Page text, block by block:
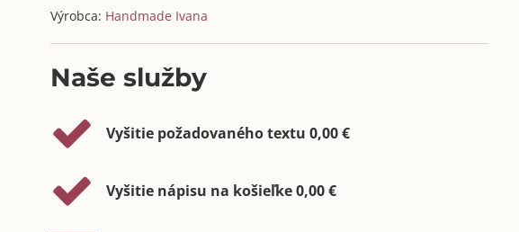
Výrobca: Handmade Ivana
Naše služby
Vyšitie požadovaného textu 0,00 €
Vyšitie nápisu na košieľke 0,00 €